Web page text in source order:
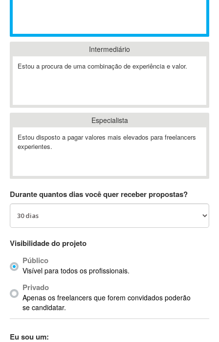
ABIS
AbleCommerce
Ableton
Abstract
Abstract Window Toolkit (AWT)
AC Drives
ACDSee
ACPI
Acrobat X
Acronis
ACT
Actian
Actimize
ActionScript
Active Directory
Intermediário
Estou a procura de uma combinação de experiência e valor.
Especialista
Estou disposto a pagar valores mais elevados para freelancers
experientes.
Durante quantos dias você quer receber propostas?
Visibilidade do projeto
Público
Visível para todos os profissionais.
Privado
Apenas os freelancers que forem convidados poderão
se candidatar.
Eu sou um: